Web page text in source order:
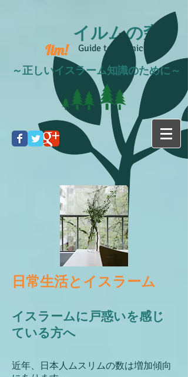
イルムの森
Guide to Islamic life
Ilm!
～正しいイスラーム知識のために～
日常生活とイスラーム
イスラームに戸惑いを感じ
ている方へ
近年、日本人ムスリムの数は増加傾向